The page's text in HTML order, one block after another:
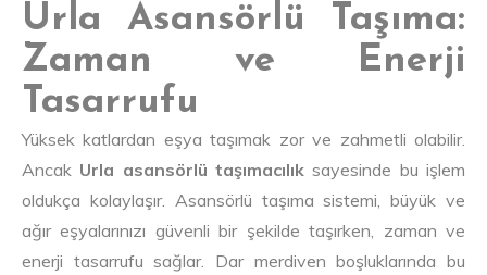
Urla Asansörlü Taşıma:
Zaman ve Enerji
Tasarrufu
Yüksek katlardan eşya taşımak zor ve zahmetli olabilir.
Ancak Urla asansörlü taşımacılık sayesinde bu işlem
oldukça kolaylaşır. Asansörlü taşıma sistemi, büyük ve
ağır eşyalarınızı güvenli bir şekilde taşırken, zaman ve
enerji tasarrufu sağlar. Dar merdiven boşluklarında bu